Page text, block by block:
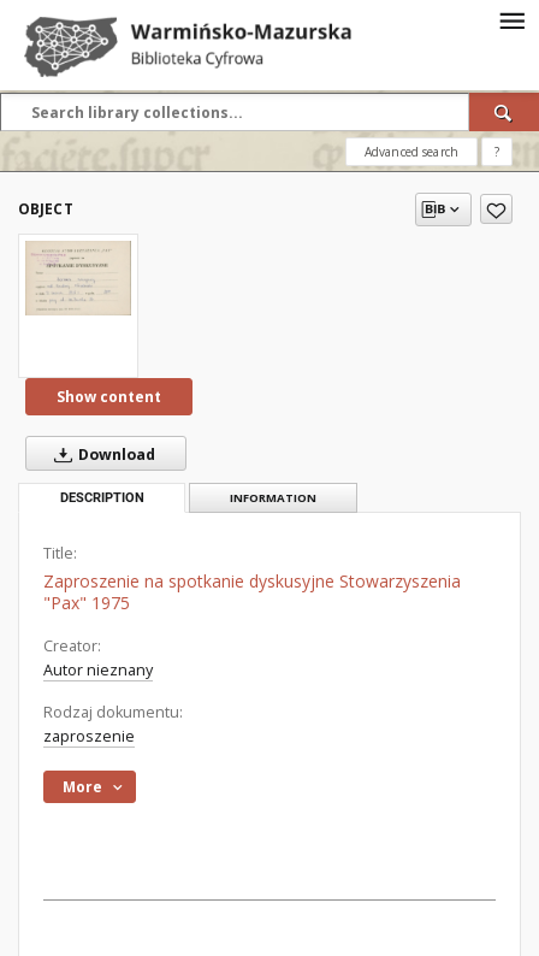
Advanced search ?
OBJECT
Show content
Download
DESCRIPTION INFORMATION
Title:
Zaproszenie na spotkanie dyskusyjne Stowarzyszenia
"Pax" 1975
Creator:
Autor nieznany
Rodzaj dokumentu:
zaproszenie
More